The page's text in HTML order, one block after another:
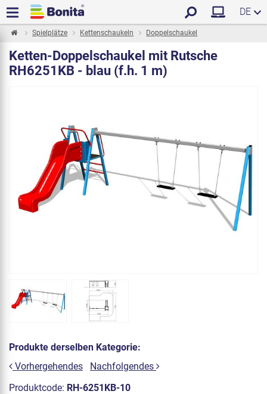
DE
Spielplätze Kettenschaukeln Doppelschaukel
Ketten-Doppelschaukel mit Rutsche
RH6251KB - blau (f.h. 1 m)
Produkte derselben Kategorie:
Vorhergehendes
Nachfolgendes
Produktcode: RH-6251KB-10